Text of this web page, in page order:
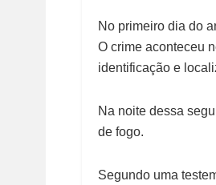
No primeiro dia do
O crime aconteceu
identificação e
Na noite dessa
de fogo.
Segundo uma